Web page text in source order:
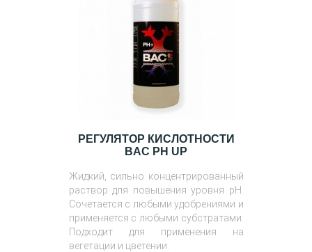
РЕГУЛЯТОР КИСЛОТНОСТИ
BAC PH UP
Жидкий, сильно концентрированный
раствор для повышения уровня pH.
Сочетается с любыми удобрениями и
применяется с любыми субстратами.
Подходит для применения на
вегетации и цветении.